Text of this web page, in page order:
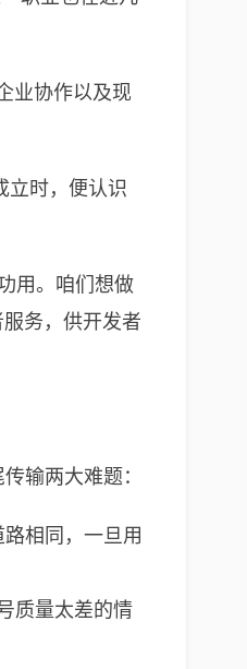
业协作以及现
立时，便认识
用。咱们想做
务，供开发者
输两大难题：
相同，一旦用
质量太差的情